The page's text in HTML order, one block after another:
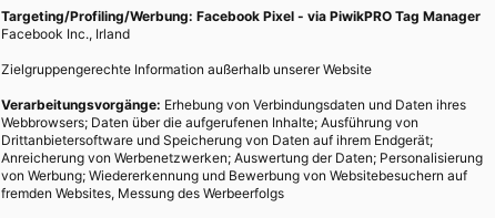
LIFX: Die Glühbirne in neuer Form
23. NOVEMBER 2012 VONENERGIELEBEN REDAKTION
Über die Plattform Kickstarter lassen sich Projekte
mittels Crowdfunding finanzieren. Enorm viel Zuspruch
Targeting/Profiling/Werbung: Facebook Pixel - via PiwikPRO Tag Manager
Facebook Inc., Irland
Zielgruppengerechte Information außerhalb unserer Website
Verarbeitungsvorgänge: Erhebung von Verbindungsdaten und Daten ihres
Webbrowsers; Daten über die aufgerufenen Inhalte; Ausführung von
Drittanbietersoftware und Speicherung von Daten auf ihrem Endgerät;
Anreicherung von Werbenetzwerken; Auswertung der Daten; Personalisierung
von Werbung; Wiedererkennung und Bewerbung von Websitebesuchern auf
fremden Websites, Messung des Werbeerfolgs